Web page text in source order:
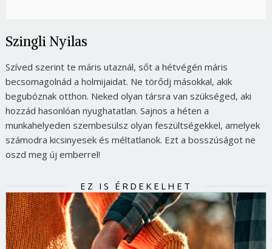
Szingli Nyilas
Szíved szerint te máris utaznál, sőt a hétvégén máris
becsomagolnád a holmijaidat. Ne törődj másokkal, akik
begubóznak otthon. Neked olyan társra van szükséged, aki
hozzád hasonlóan nyughatatlan. Sajnos a héten a
munkahelyeden szembesülsz olyan feszültségekkel, amelyek
számodra kicsinyesek és méltatlanok. Ezt a bosszúságot ne
oszd meg új emberrel!
EZ IS ÉRDEKELHET